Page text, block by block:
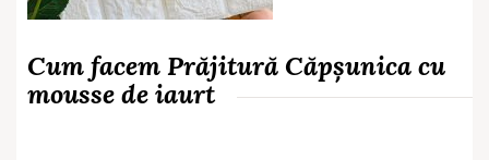
Cum facem Prăjitură Căpșunica cu
mousse de iaurt